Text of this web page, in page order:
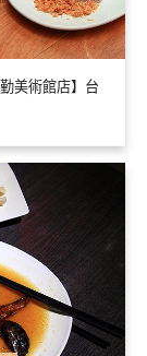
勤美術館店】台